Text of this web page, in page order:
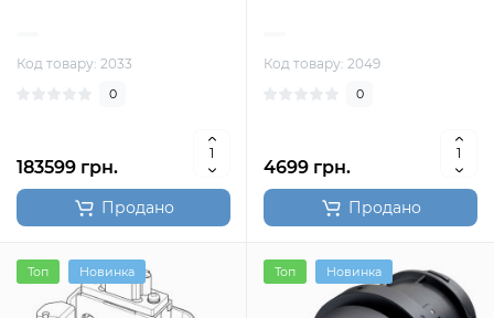
Код товару: 2033
0
183599 грн.
Продано
Код товару: 2049
0
4699 грн.
Продано
Топ Новинка Топ Новинка